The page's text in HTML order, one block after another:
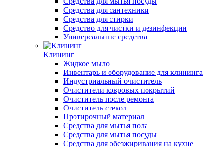
Средства для сантехники
Средства для стирки
Средство для чистки и дезинфекции
Универсальные средства
Клининг
Жидкое мыло
Инвентарь и оборудование для клининга
Индустриальный очиститель
Очистители ковровых покрытий
Очиститель после ремонта
Очиститель стекол
Протирочный материал
Средства для мытья пола
Средства для мытья посуды
Средства для обезжиривания на кухне